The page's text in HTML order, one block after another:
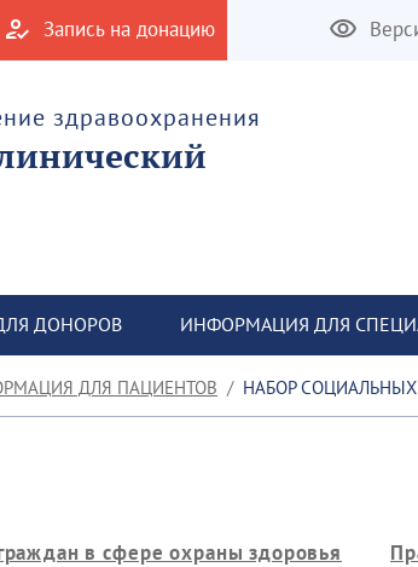
Запись на донацию
здравоохранения
ДОНОРОВ ИНФОРМАЦИЯ ДЛЯ
ДЛЯ ПАЦИЕНТОВ НАБОР СОЦИАЛЬНЫХ
в сфере охраны здоровья